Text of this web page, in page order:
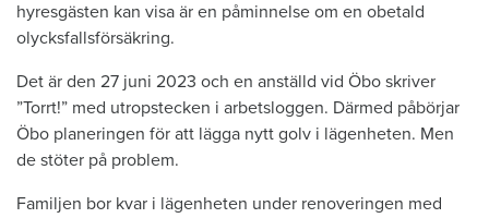
hyresgästen kan visa är en påminnelse om en obetald
olycksfallsförsäkring.
Det är den 27 juni 2023 och en anställd vid Öbo skriver
”Torrt!” med utropstecken i arbetsloggen. Därmed påbörjar
Öbo planeringen för att lägga nytt golv i lägenheten. Men
de stöter på problem.
Familjen bor kvar i lägenheten under renoveringen med